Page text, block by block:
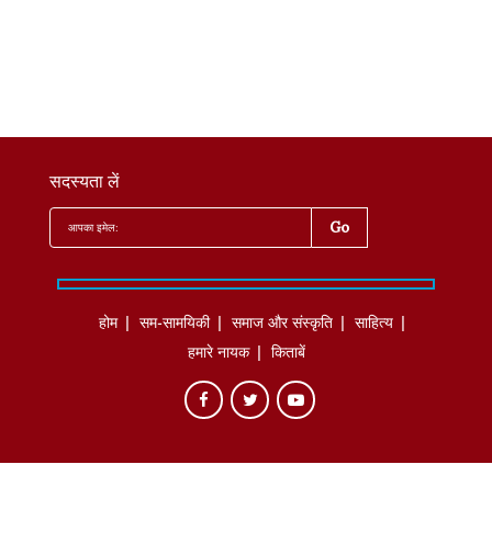
सदस्यता लें
होम सम-सामयिकी समाज और संस्कृति
साहित्‍य
हमारे नायक
किताबें